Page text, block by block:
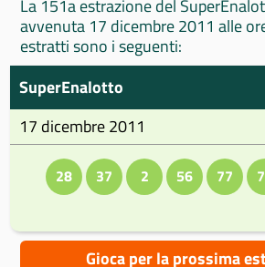
La 151a estrazione del
avvenuta 17 dicembre 2011 alle
estratti sono i seguenti:
SuperEnalotto
17 dicembre 2011
28 37 2 56 77
Gioca per la prossima